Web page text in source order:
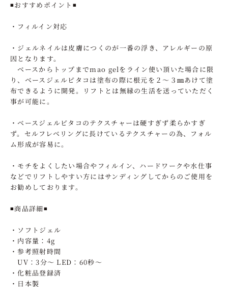
◾️おすすめポイント◾️
・フィルイン対応
・ジェルネイルは皮膚につくのが一番の浮き、アレルギーの原
因となります。
ベースからトップまでmao gelをライン使い頂いた場合に限
り、ベースジェルピタコは塗布の際に根元を２〜３㎜あけて塗
布できるように開発。リフトとは無縁の生活を送っていただく
事が可能に。
・ベースジェルピタコのテクスチャーは硬すぎず柔らかすぎ
ず。セルフレベリングに長けているテクスチャーの為、フォル
ム形成が容易に。
・モチをよくしたい場合やフィルイン、ハードワークや水仕事
などでリフトしやすい方にはサンディングしてからのご使用を
お勧めしております。
◾️商品詳細◾️
・ソフトジェル
・内容量：4g
・参考照射時間
UV：3分～ LED：60秒～
・化粧品登録済
・日本製